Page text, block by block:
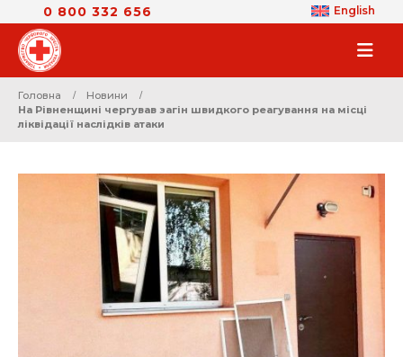
0 800 332 656 English
Головна
Новини
На Рівненщині чергував загін швидкого реагування на місці
ліквідації наслідків атаки